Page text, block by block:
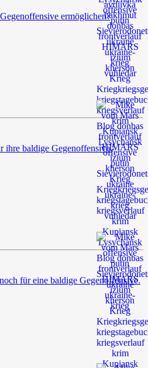
ermöglichen?
ihre baldige Gegenoffensive.
für eine baldige Gegenoffensive.